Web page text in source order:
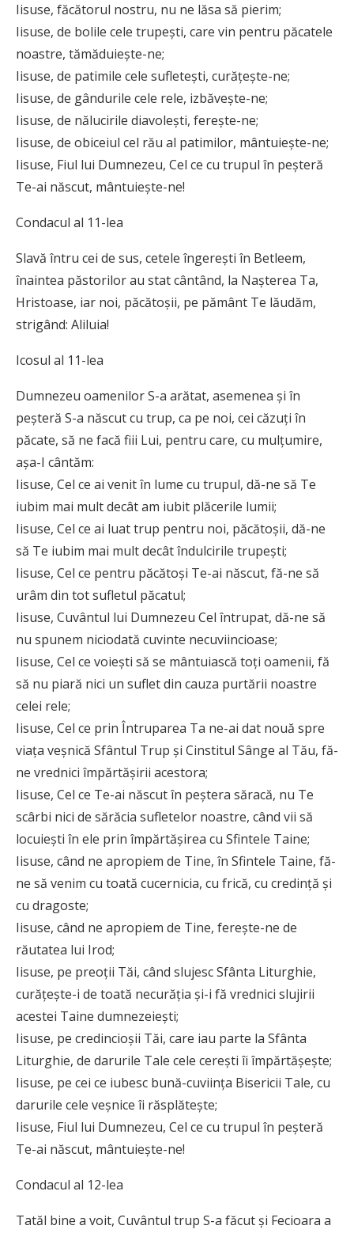
Iisuse, făcătorul nostru, nu ne lăsa să pierim;
Iisuse, de bolile cele trupeşti, care vin pentru păcatele
noastre, tămăduieşte-ne;
Iisuse, de patimile cele sufleteşti, curăţeşte-ne;
Iisuse, de gândurile cele rele, izbăveşte-ne;
Iisuse, de nălucirile diavoleşti, fereşte-ne;
Iisuse, de obiceiul cel rău al patimilor, mântuieşte-ne;
Iisuse, Fiul lui Dumnezeu, Cel ce cu trupul în peşteră
Te-ai născut, mântuieşte-ne!
Condacul al 11-lea
Slavă întru cei de sus, cetele îngereşti în Betleem,
înaintea păstorilor au stat cântând, la Naşterea Ta,
Hristoase, iar noi, păcătoşii, pe pământ Te lăudăm,
strigând: Aliluia!
Icosul al 11-lea
Dumnezeu oamenilor S-a arătat, asemenea şi în
peşteră S-a născut cu trup, ca pe noi, cei căzuţi în
păcate, să ne facă fiii Lui, pentru care, cu mulţumire,
aşa-I cântăm:
Iisuse, Cel ce ai venit în lume cu trupul, dă-ne să Te
iubim mai mult decât am iubit plăcerile lumii;
Iisuse, Cel ce ai luat trup pentru noi, păcătoşii, dă-ne
să Te iubim mai mult decât îndulcirile trupeşti;
Iisuse, Cel ce pentru păcătoşi Te-ai născut, fă-ne să
urâm din tot sufletul păcatul;
Iisuse, Cuvântul lui Dumnezeu Cel întrupat, dă-ne să
nu spunem niciodată cuvinte necuviincioase;
Iisuse, Cel ce voieşti să se mântuiască toţi oamenii, fă
să nu piară nici un suflet din cauza purtării noastre
celei rele;
Iisuse, Cel ce prin Întruparea Ta ne-ai dat nouă spre
viaţa veşnică Sfântul Trup şi Cinstitul Sânge al Tău, fă-
ne vrednici împărtăşirii acestora;
Iisuse, Cel ce Te-ai născut în peştera săracă, nu Te
scârbi nici de sărăcia sufletelor noastre, când vii să
locuieşti în ele prin împărtăşirea cu Sfintele Taine;
Iisuse, când ne apropiem de Tine, în Sfintele Taine, fă-
ne să venim cu toată cucernicia, cu frică, cu credinţă şi
cu dragoste;
Iisuse, când ne apropiem de Tine, fereşte-ne de
răutatea lui Irod;
Iisuse, pe preoţii Tăi, când slujesc Sfânta Liturghie,
curăţeşte-i de toată necurăţia şi-i fă vrednici slujirii
acestei Taine dumnezeieşti;
Iisuse, pe credincioşii Tăi, care iau parte la Sfânta
Liturghie, de darurile Tale cele cereşti îi împărtăşeşte;
Iisuse, pe cei ce iubesc bună-cuviinţa Bisericii Tale, cu
darurile cele veşnice îi răsplăteşte;
Iisuse, Fiul lui Dumnezeu, Cel ce cu trupul în peşteră
Te-ai născut, mântuieşte-ne!
Condacul al 12-lea
Tatăl bine a voit, Cuvântul trup S-a făcut şi Fecioara a